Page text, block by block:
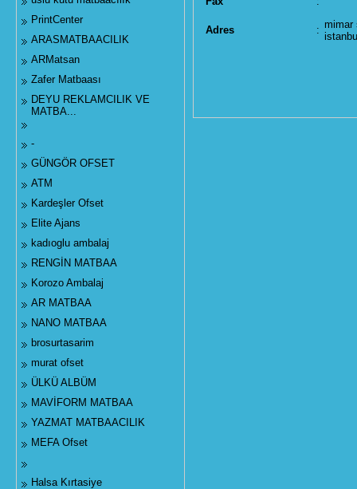
PrintCenter
ARASMATBAACILIK
ARMatsan
Zafer Matbaası
DEYU REKLAMCILIK VE
MATBA...
-
GÜNGÖR OFSET
ATM
Kardeşler Ofset
Elite Ajans
kadıoglu ambalaj
RENGİN MATBAA
Korozo Ambalaj
AR MATBAA
NANO MATBAA
brosurtasarim
murat ofset
ÜLKÜ ALBÜM
MAVİFORM MATBAA
YAZMAT MATBAACILIK
MEFA Ofset
Halsa Kırtasiye
Adres : mimar